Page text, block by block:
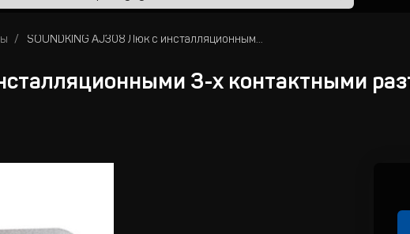
SOUNDKING AJ308 Люк с инсталляционными 3-х контактными разъёмами XLR 2 шт "Мама" 2шт "Папа"
3-х контактными